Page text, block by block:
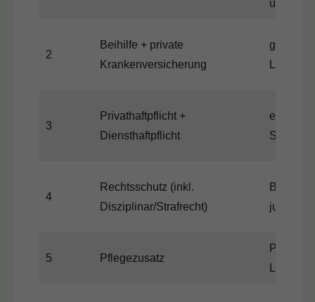
und
2
Beihilfe + private
Krankenversicherung
größte
3
Privathaftpflicht +
Diensthaftpflicht
4
Rechtsschutz (inkl.
Disziplinar/Strafrecht)
juristisch
5 Pflegezusatz
Pflege